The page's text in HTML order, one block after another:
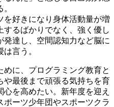
好きになり身体活動量が増
するばかりでなく、強く優し
達し、空間認知力など脳に
言う。
に、プログラミング教育と
や最後まで頑張る気持ちを育
を高めたい。新年度を迎え
ポーツ少年団やスポーツクラ